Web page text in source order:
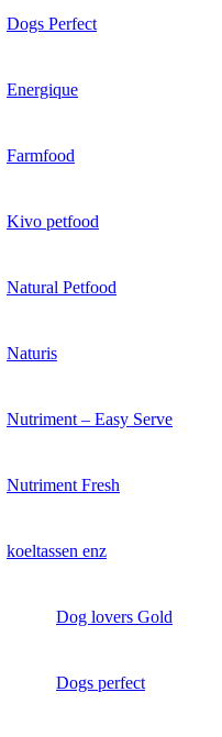
Dogs Perfect
Energique
Farmfood
Kivo petfood
Natural Petfood
Naturis
Nutriment – Easy Serve
Nutriment Fresh
koeltassen enz
Dog lovers Gold
Dogs perfect